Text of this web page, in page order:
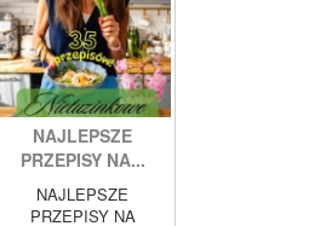
NAJLEPSZE
PRZEPISY NA...
NAJLEPSZE
PRZEPISY NA